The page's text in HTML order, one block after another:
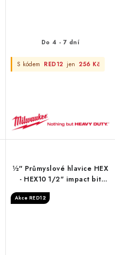
Do 4 - 7 dní
S kódem RED12 jen 256 Kč
½″ Průmyslové hlavice HEX
- HEX10 1/2" impact bit
Akce RED12